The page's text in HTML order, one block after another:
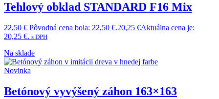
Tehlový obklad STANDARD F16 Mix
22,50€ Pôvodná cena bola: 22,50 €.20,25 €Aktuálna cena je:
20,25 €. s DPH
Na sklade
Novinka
Betónový vyvýšený záhon 163×163